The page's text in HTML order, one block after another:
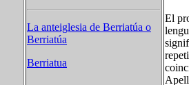
La anteiglesia de Berriatúa o
Berriatúa
Berriatua
El